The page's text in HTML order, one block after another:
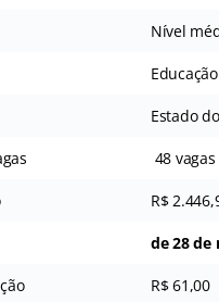
Nível
Educação
Estado
48 vagas
R$
de 28 de
R$ 61,00